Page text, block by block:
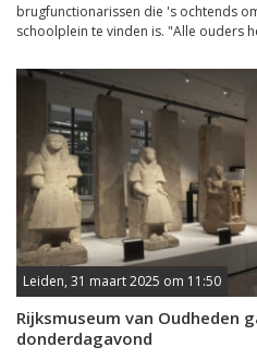
brugfunctionarissen die 's ochtends
schoolplein te vinden is. "Alle ouders
Leiden, 31 maart 2025 om 11:50
Rijksmuseum van Oudheden
donderdagavond